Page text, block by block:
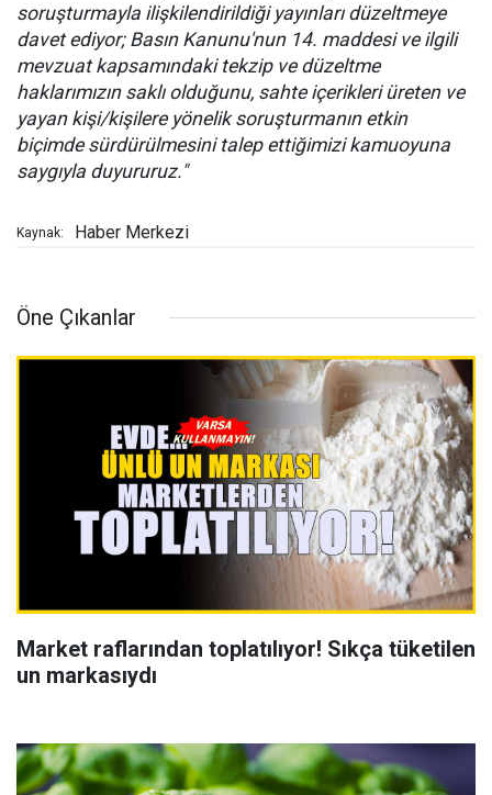
soruşturmayla ilişkilendirildiği yayınları düzeltmeye
davet ediyor; Basın Kanunu'nun 14. maddesi ve ilgili
mevzuat kapsamındaki tekzip ve düzeltme
haklarımızın saklı olduğunu, sahte içerikleri üreten ve
yayan kişi/kişilere yönelik soruşturmanın etkin
biçimde sürdürülmesini talep ettiğimizi kamuoyuna
saygıyla duyururuz."
Kaynak: Haber Merkezi
Öne Çıkanlar
Market raflarından toplatılıyor! Sıkça tüketilen
un markasıydı